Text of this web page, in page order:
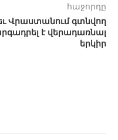
հաջորդը
Վրաստանում գտնվող
է վերադառնալ
երկիր